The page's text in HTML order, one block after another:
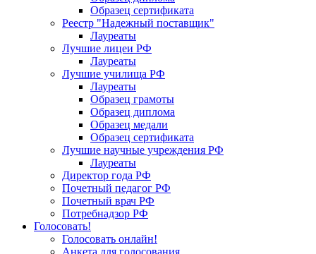
Образец сертификата
Реестр "Надежный поставщик"
Лауреаты
Лучшие лицеи РФ
Лауреаты
Лучшие училища РФ
Лауреаты
Образец грамоты
Образец диплома
Образец медали
Образец сертификата
Лучшие научные учреждения РФ
Лауреаты
Директор года РФ
Почетный педагог РФ
Почетный врач РФ
Потребнадзор РФ
Голосовать!
Голосовать онлайн!
Анкета для голосования